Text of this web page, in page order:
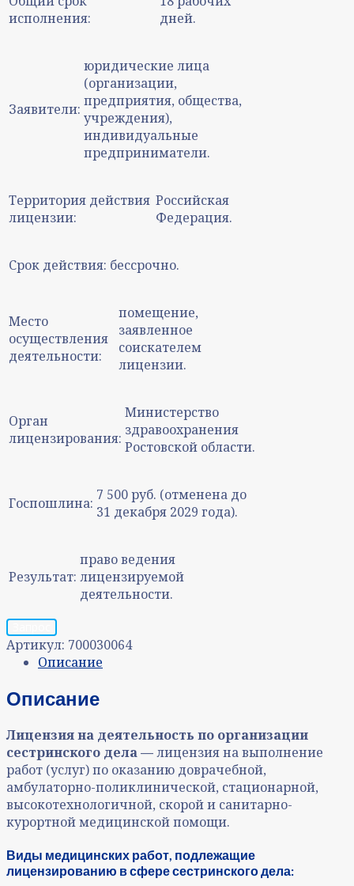
исполнения:
дней.
Заявители:
юридические лица
(организации,
предприятия, общества,
учреждения),
индивидуальные
предприниматели.
Территория действия
лицензии:
Российская
Федерация.
Срок действия: бессрочно.
Место
осуществления
деятельности:
помещение,
заявленное
соискателем
лицензии.
Орган
лицензирования:
Министерство
здравоохранения
Ростовской области.
Госпошлина: 7 500 руб. (отменена до
31 декабря 2029 года).
Результат:
право ведения
лицензируемой
деятельности.
Артикул: 700030064
Описание
Описание
Лицензия на деятельность по организации
сестринского дела —лицензия на выполнение
работ (услуг) по оказанию доврачебной,
амбулаторно-поликлинической, стационарной,
высокотехнологичной, скорой и санитарно-
курортной медицинской помощи.
Виды медицинских работ, подлежащие
лицензированию в сфере сестринского дела: